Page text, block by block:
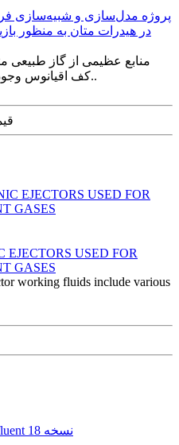
پروژه مدل‌سازی و شبیه‌سازی
در هیدرات متان به منظور
منابع عظیمی از گاز طبیعی
کف اقیانوس وجود دارد. یکی از جدیدترین روش‌های..
EJECTORS USED FOR
GASES
working fluids include various